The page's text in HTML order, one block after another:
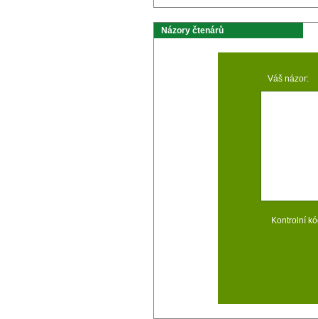
Názory čtenárů
Váš názor:
Kontrolní